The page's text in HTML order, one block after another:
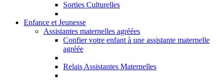
Sorties Culturelles
Enfance et Jeunesse
Assistantes maternelles agréées
Confier votre enfant à une assistante maternelle
agréée
Relais Assistantes Maternelles